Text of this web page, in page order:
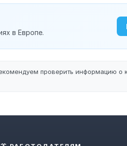
в Европе.
проверить информацию о